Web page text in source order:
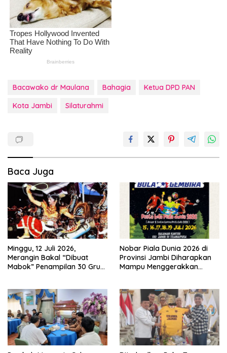
Bacawako dr Maulana Bahagia
Ketua DPD PAN
Kota Jambi
Silaturahmi
Baca Juga
Minggu, 12 Juli 2026,
Merangin Bakal “Dibuat
Mabok” Penampilan 30 Grup
Nobar Piala Dunia 2026 di
Provinsi Jambi Diharapkan
Mampu Menggerakkan